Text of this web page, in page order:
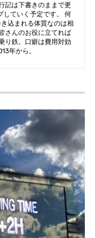
記は下書きのままで更
していく予定です。 何
込まれる体質なのは相
さんのお役に立てれば
り鉄。口癖は費用対効
年から。